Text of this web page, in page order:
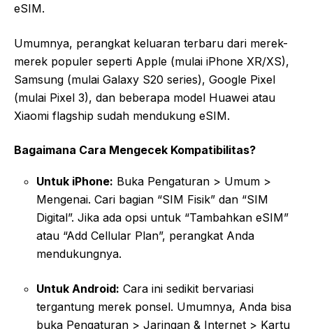
eSIM.
Umumnya, perangkat keluaran terbaru dari merek-
merek populer seperti Apple (mulai iPhone XR/XS),
Samsung (mulai Galaxy S20 series), Google Pixel
(mulai Pixel 3), dan beberapa model Huawei atau
Xiaomi flagship sudah mendukung eSIM.
Bagaimana Cara Mengecek Kompatibilitas?
Untuk iPhone: Buka Pengaturan > Umum >
Mengenai. Cari bagian “SIM Fisik” dan “SIM
Digital”. Jika ada opsi untuk “Tambahkan eSIM”
atau “Add Cellular Plan”, perangkat Anda
mendukungnya.
Untuk Android: Cara ini sedikit bervariasi
tergantung merek ponsel. Umumnya, Anda bisa
buka Pengaturan > Jaringan & Internet > Kartu